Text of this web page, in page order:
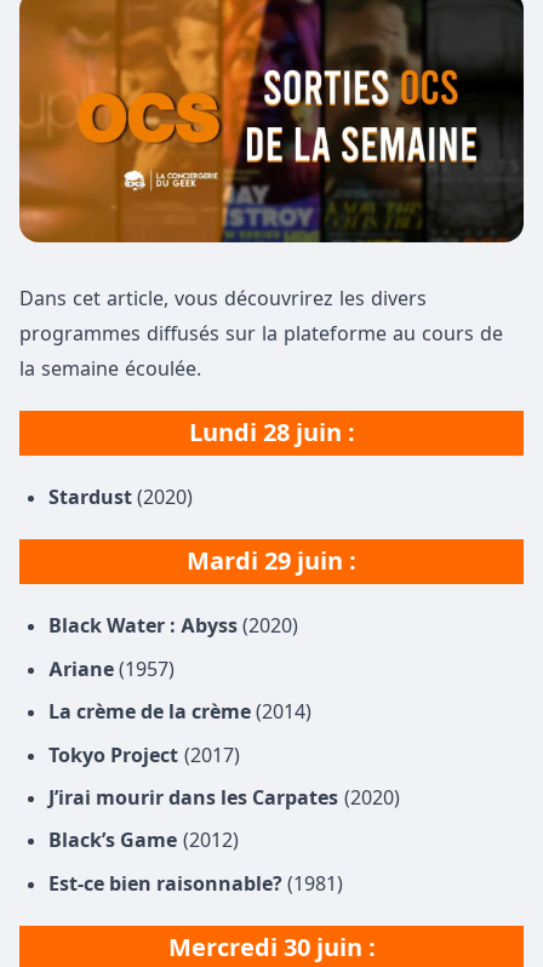
Dans cet article, vous découvrirez les divers
programmes diffusés sur la plateforme au cours de
la semaine écoulée.
Lundi 28 juin :
Stardust (2020)
Mardi 29 juin :
Black Water : Abyss (2020)
Ariane (1957)
La crème de la crème (2014)
Tokyo Project (2017)
J’irai mourir dans les Carpates (2020)
Black’s Game (2012)
Est-ce bien raisonnable? (1981)
Mercredi 30 juin :